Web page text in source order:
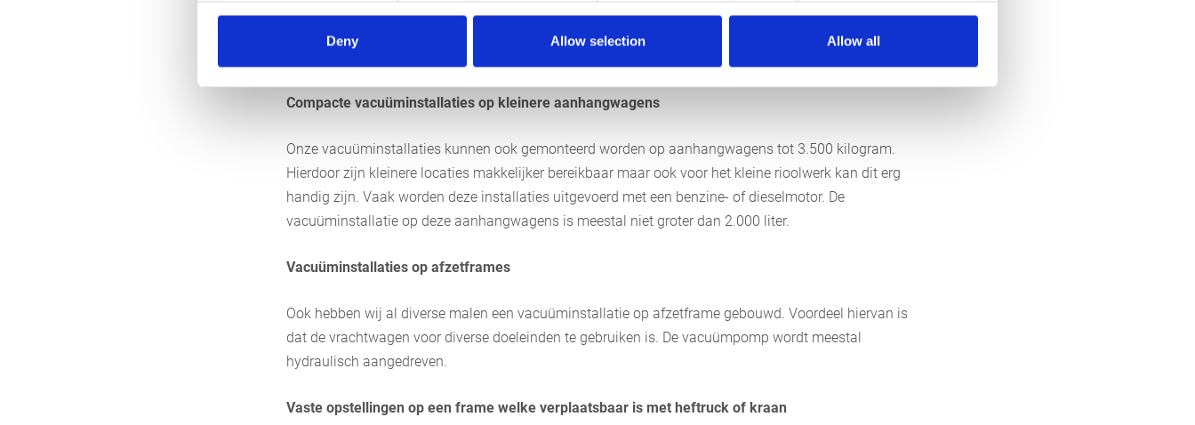
Deny Allow selection Allow all
makkelijker uitwisselbaar is omdat er alleen maar een hydraulische installatie opgebouwd hoeft te
Compacte vacuüminstallaties op kleinere aanhangwagens
Onze vacuüminstallaties kunnen ook gemonteerd worden op aanhangwagens tot 3.500 kilogram.
Hierdoor zijn kleinere locaties makkelijker bereikbaar maar ook voor het kleine rioolwerk kan dit erg
handig zijn. Vaak worden deze installaties uitgevoerd met een benzine- of dieselmotor. De
vacuüminstallatie op deze aanhangwagens is meestal niet groter dan 2.000 liter.
Vacuüminstallaties op afzetframes
Ook hebben wij al diverse malen een vacuüminstallatie op afzetframe gebouwd. Voordeel hiervan is
dat de vrachtwagen voor diverse doeleinden te gebruiken is. De vacuümpomp wordt meestal
hydraulisch aangedreven.
Vaste opstellingen op een frame welke verplaatsbaar is met heftruck of kraan